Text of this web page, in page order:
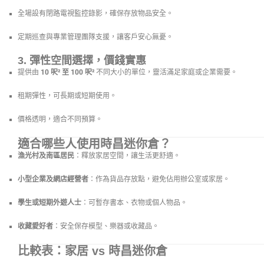
全場設有閉路電視監控錄影，確保存放物品安全。
定期巡查與專業管理團隊支援，讓客戶安心無憂。
3. 彈性空間選擇，價錢實惠
提供由 10 呎² 至 100 呎² 不同大小的單位，靈活滿足家庭或企業需要。
租期彈性，可長期或短期使用。
價格透明，適合不同預算。
適合哪些人使用時昌迷你倉？
漁光村及南區居民 ：釋放家居空間，讓生活更舒適。
小型企業及網店經營者 ：作為貨品存放點，避免佔用辦公室或家居。
學生或短期外遊人士 ：可暫存書本、衣物或個人物品。
收藏愛好者 ：安全保存模型、樂器或收藏品。
比較表：家居 vs 時昌迷你倉